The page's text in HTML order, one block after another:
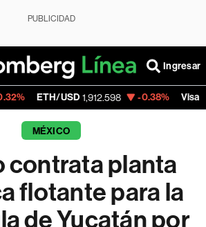
PUBLICIDAD
Ingresar
USD 1,912.598 -0.38% Visa 362.50
MÉXICO
contrata planta
flotante para la
de Yucatán por